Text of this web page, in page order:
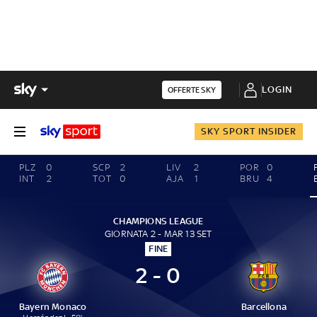
OFFERTE SKY LOGIN
SKY SPORT INSIDER
PLZ
0
INT
2
SCP
2
TOT
0
LIV
2
AJA
1
POR
0
BRU
4
CHAMPIONS LEAGUE
GIORNATA 2 - MAR 13 SET
FINE
Bayern Monaco
2 - 0
Barcellona